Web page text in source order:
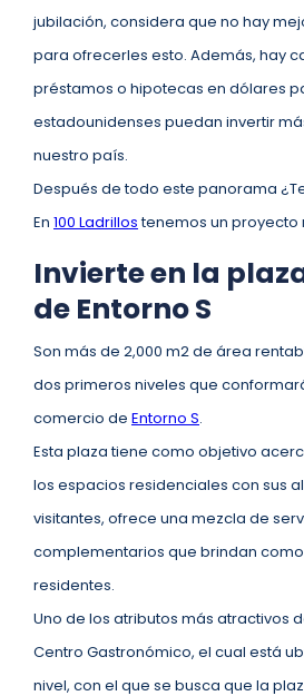
jubilación, considera que no hay
para ofrecerles esto. Además, hay
préstamos o hipotecas en dólares
estadounidenses puedan invertir
nuestro país.
Después de todo este panorama
En 100 Ladrillostenemos un proyecto
Invierte en la
de Entorno S
Son más de 2,000 m2 de área
dos primeros niveles que
comercio de Entorno S.
Esta plaza tiene como objetivo
los espacios residenciales con sus
visitantes, ofrece una mezcla de
complementarios que brindan
residentes.
Uno de los atributos más atractivos
Centro Gastronómico, el cual está
nivel, con el que se busca que la